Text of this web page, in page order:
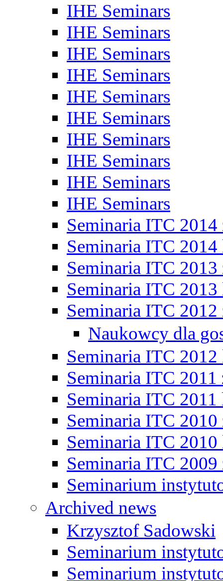
IHE Seminars
IHE Seminars
IHE Seminars
IHE Seminars
IHE Seminars
IHE Seminars
IHE Seminars
IHE Seminars
IHE Seminars
IHE Seminars
Seminaria ITC 2014
Seminaria ITC 2014
Seminaria ITC 2013
Seminaria ITC 2013
Seminaria ITC 2012
Naukowcy dla
Seminaria ITC 2012
Seminaria ITC 2011
Seminaria ITC 2011
Seminaria ITC 2010
Seminaria ITC 2010
Seminaria ITC 2009
Seminarium
Archived news
Krzysztof Sadowski
Seminarium
Seminarium